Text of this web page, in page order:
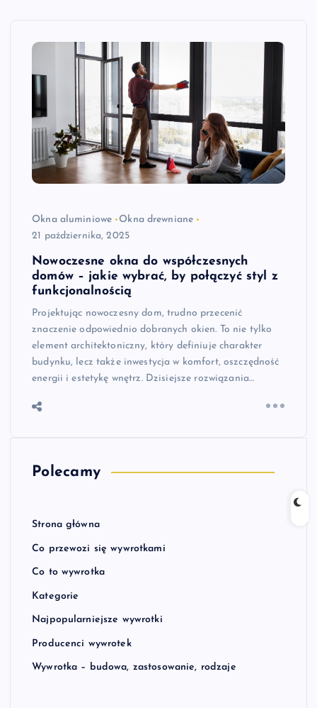
Okna aluminiowe
Okna drewniane
21 października, 2025
Nowoczesne okna do współczesnych
domów – jakie wybrać, by połączyć styl z
funkcjonalnością
Projektując nowoczesny dom, trudno przecenić
znaczenie odpowiednio dobranych okien. To nie tylko
element architektoniczny, który definiuje charakter
budynku, lecz także inwestycja w komfort, oszczędność
energii i estetykę wnętrz. Dzisiejsze rozwiązania…
Polecamy
Strona główna
Co przewozi się wywrotkami
Co to wywrotka
Kategorie
Najpopularniejsze wywrotki
Producenci wywrotek
Wywrotka – budowa, zastosowanie, rodzaje